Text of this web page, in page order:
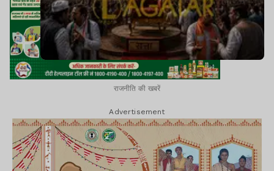
राजनीति की खबरें
Advertisement